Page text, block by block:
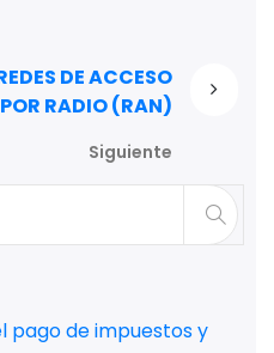
DE ACCESO
POR RADIO (RAN)
Siguiente
pago de impuestos y